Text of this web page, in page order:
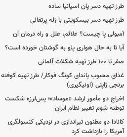
طرز تهیه دسر پان اسپانیا ساده
طرز تهیه دسر بیسکویتی با ژله پرتقالی
آمبولی پا چیست؟ علائم، علل و راه درمان آن
آیا تا به حال هواری پلو به گوشتان خورده است؟
صفر تا ۱۰۰ طرز تهیه شکلات آلمانی
غذای محبوب پاندای کونگ فوکار/ طرز تهیه کوفته
برنجی ژاپنی (اونیگیری)
اخراج دو مأمور ارشد «موساد»؛ پس‌لرزه شکست
توطئه شوم تغییر نظام ایران
کانادا دو مظنون تیراندازی در نزدیکی کنسولگری
آمریکا را بازداشت کرد